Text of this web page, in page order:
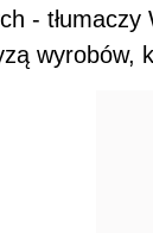
-
wyrobów,